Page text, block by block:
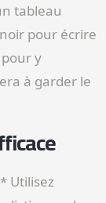
tableau
pour écrire
y
à garder le
Utilisez